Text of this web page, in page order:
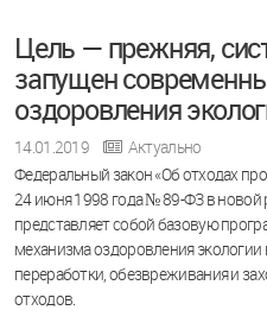
Цель — прежняя,
запущен
оздоровления
14.01.2019
Актуально
Федеральный закон «Об отходах
24 июня 1998 года № 89-ФЗ в новой
представляет собой базовую
механизма оздоровления экологии
переработки, обезвреживания и
отходов.